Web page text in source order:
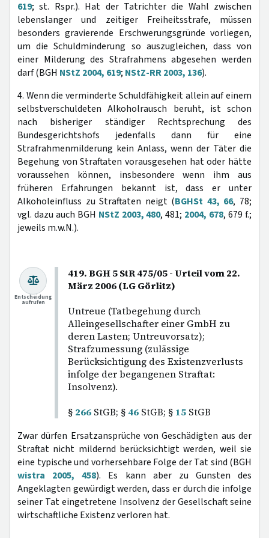
619; st. Rspr.). Hat der Tatrichter die Wahl zwischen
lebenslanger und zeitiger Freiheitsstrafe, müssen
besonders gravierende Erschwerungsgründe vorliegen,
um die Schuldminderung so auszugleichen, dass von
einer Milderung des Strafrahmens abgesehen werden
darf (BGH NStZ 2004, 619; NStZ-RR 2003, 136).
4. Wenn die verminderte Schuldfähigkeit allein auf einem
selbstverschuldeten Alkoholrausch beruht, ist schon
nach bisheriger ständiger Rechtsprechung des
Bundesgerichtshofs jedenfalls dann für eine
Strafrahmenmilderung kein Anlass, wenn der Täter die
Begehung von Straftaten vorausgesehen hat oder hätte
voraussehen können, insbesondere wenn ihm aus
früheren Erfahrungen bekannt ist, dass er unter
Alkoholeinfluss zu Straftaten neigt (BGHSt 43, 66, 78;
vgl. dazu auch BGH NStZ 2003, 480, 481; 2004, 678, 679 f.;
jeweils m.w.N.).
419. BGH 5 StR 475/05 - Urteil vom 22.
März 2006 (LG Görlitz)
Untreue (Tatbegehung durch
Alleingesellschafter einer GmbH zu
deren Lasten; Untreuvorsatz);
Strafzumessung (zulässige
Berücksichtigung des Existenzverlusts
infolge der begangenen Straftat:
Insolvenz).
§ 266 StGB; § 46 StGB; § 15 StGB
Entscheidung
aufrufen
Zwar dürfen Ersatzansprüche von Geschädigten aus der
Straftat nicht mildernd berücksichtigt werden, weil sie
eine typische und vorhersehbare Folge der Tat sind (BGH
wistra 2005, 458). Es kann aber zu Gunsten des
Angeklagten gewürdigt werden, dass er durch die infolge
seiner Tat eingetretene Insolvenz der Gesellschaft seine
wirtschaftliche Existenz verloren hat.